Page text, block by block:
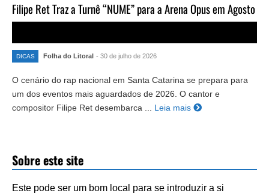
Filipe Ret Traz a Turnê “NUME” para a Arena Opus em Agosto
DICAS Folha do Litoral - 30 de julho de 2026
O cenário do rap nacional em Santa Catarina se prepara para
um dos eventos mais aguardados de 2026. O cantor e
compositor Filipe Ret desembarca ...
Leia mais
Sobre este site
Este pode ser um bom local para se introduzir a si